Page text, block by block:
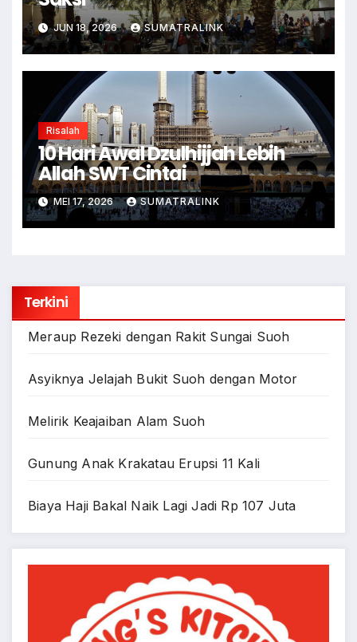
JUN 18, 2026 SUMATRALINK
Risalah
10 Hari Awal Dzulhijjah Lebih
Allah SWT Cintai
MEI 17, 2026 SUMATRALINK
Terkini
Meraup Rezeki dengan Rakit Sungai Suoh
Asyiknya Jelajah Bukit Suoh dengan Motor
Melirik Keajaiban Alam Suoh
Gunung Anak Krakatau Erupsi 11 Kali
Biaya Haji Bakal Naik Lagi Jadi Rp 107 Juta